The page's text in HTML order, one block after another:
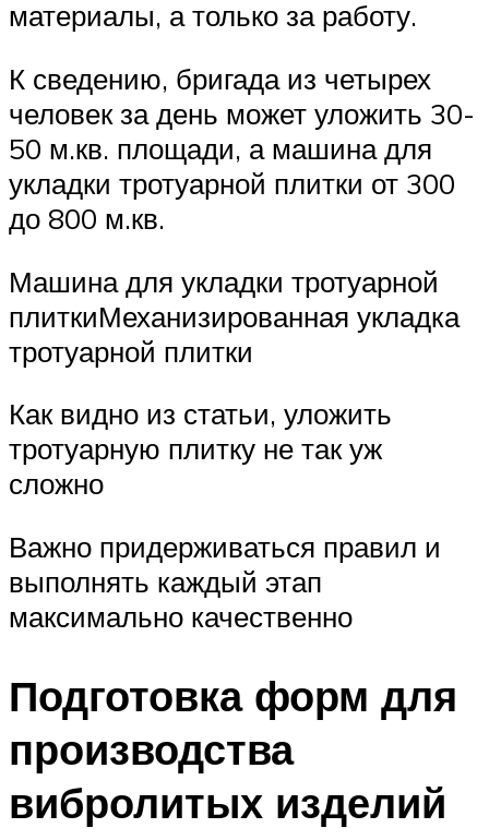
материалы, а только за работу.
К сведению, бригада из четырех
человек за день может уложить 30-
50 м.кв. площади, а машина для
укладки тротуарной плитки от 300
до 800 м.кв.
Машина для укладки тротуарной
плиткиМеханизированная укладка
тротуарной плитки
Как видно из статьи, уложить
тротуарную плитку не так уж
сложно
Важно придерживаться правил и
выполнять каждый этап
максимально качественно
Подготовка форм для
производства
вибролитых изделий